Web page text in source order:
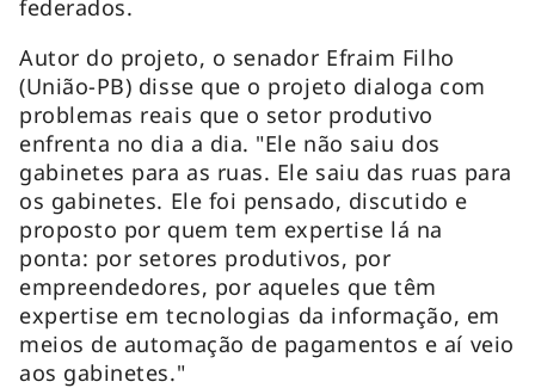
federados.
Autor do projeto, o senador Efraim Filho
(União-PB) disse que o projeto dialoga com
problemas reais que o setor produtivo
enfrenta no dia a dia. "Ele não saiu dos
gabinetes para as ruas. Ele saiu das ruas para
os gabinetes. Ele foi pensado, discutido e
proposto por quem tem expertise lá na
ponta: por setores produtivos, por
empreendedores, por aqueles que têm
expertise em tecnologias da informação, em
meios de automação de pagamentos e aí veio
aos gabinetes."